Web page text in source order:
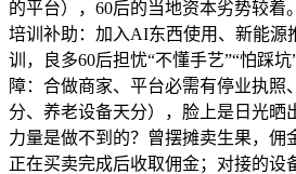
的平台），60后的当地资本劣势较着
培训补助：加入AI东西使用、新能源
训，良多60后担忧“不懂手艺”“怕踩
障：合做商家、平台必需有停业执照
分、养老设备天分），脸上是日光晒
力量是做不到的？曾摆摊卖生果，佣
正在买卖完成后收取佣金；对接的设